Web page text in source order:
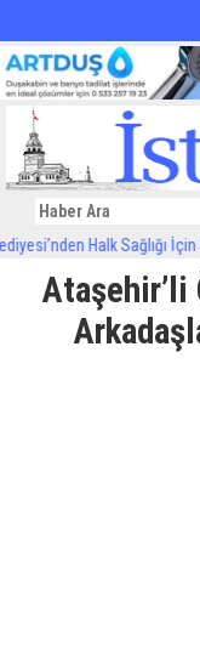
Halk Sağlığı İçin Sıkı
Ataşehir’li